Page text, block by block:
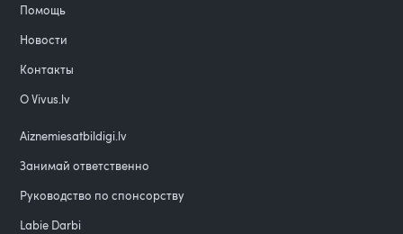
Помощь
Новости
Контакты
О Vivus.lv
Aiznemiesatbildigi.lv
Занимай ответственно
Руководство по спонсорству
Labie Darbi